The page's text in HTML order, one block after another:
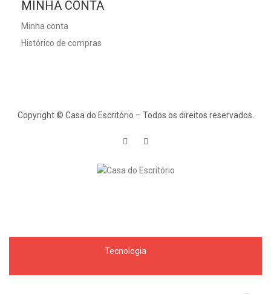
MINHA CONTA
Minha conta
Histórico de compras
Copyright © Casa do Escritório – Todos os direitos reservados.
Tecnologia